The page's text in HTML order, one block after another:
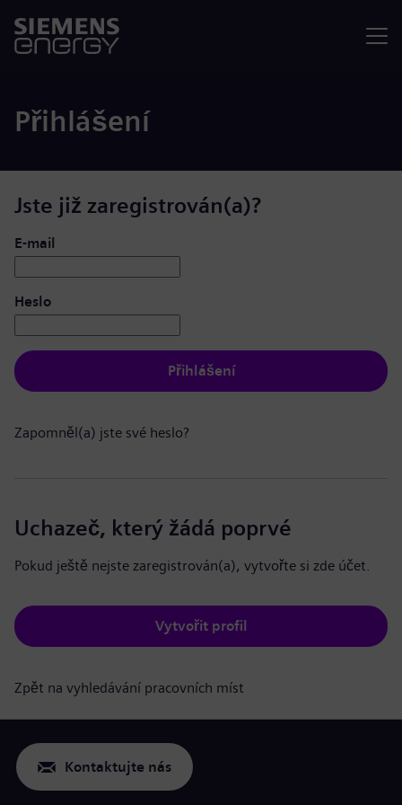
Přihlášení
Jste již zaregistrován(a)?
Přihlášení: uživatel a heslo
E-mail
Heslo
Přihlášení
Zapomněl(a) jste své heslo?
Uchazeč, který žádá poprvé
Pokud ještě nejste zaregistrován(a), vytvořte si zde účet.
Vytvořit profil
Zpět na vyhledávání pracovních míst
Kontaktujte nás